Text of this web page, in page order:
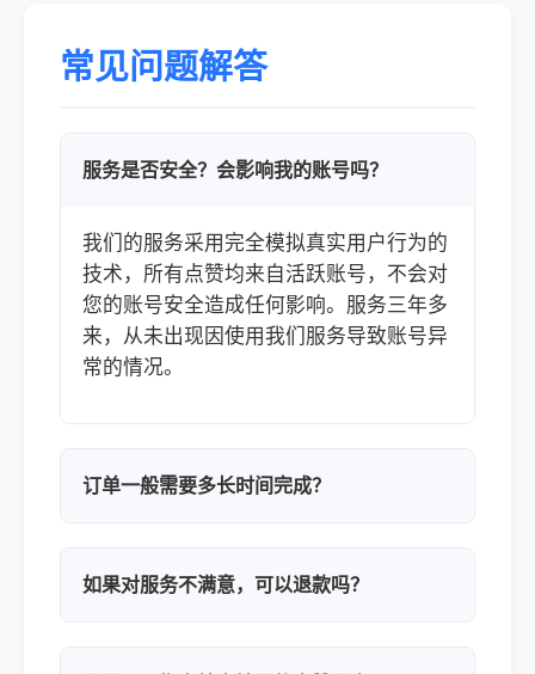
常见问题解答
服务是否安全？会影响我的账号吗？
我们的服务采用完全模拟真实用户行为的
技术，所有点赞均来自活跃账号，不会对
您的账号安全造成任何影响。服务三年多
来，从未出现因使用我们服务导致账号异
常的情况。
订单一般需要多长时间完成？
如果对服务不满意，可以退款吗？